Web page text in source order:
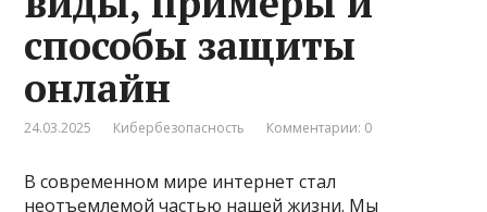
способы защиты
онлайн
24.03.2025 Кибербезопасность Комментарии: 0
В современном мире интернет стал
неотъемлемой частью нашей жизни. Мы